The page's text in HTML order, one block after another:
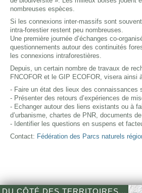
nombreuses espèces.
Si les connexions inter-massifs sont
intra-forestier restent peu nombreuses.
Une première journée d’échanges co-
questionnements autour des continuités
les connexions intraforestières.
Depuis, un certain nombre de travaux de
FNCOFOR et le GIP ECOFOR, visera ainsi
- Faire un état des lieux des connaissances
- Présenter des retours d’expériences de
- Echanger autour des liens existants ou à
d’urbanisme, chartes de PNR, documents
- Identifier les questions en suspens et
Contact: Fédération des Parcs naturels
DU CÔTÉ DES TERRITOIRES...